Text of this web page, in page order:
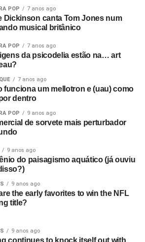
para a banda na sala de ensaio.
Sabe, underground no
resistência francesa. Mas esse era
poderosos demais. Eu sabia
Não havia motivo para pensar isso,
umas dez pessoas no Factory Club.
Eu simplesmente sabia que
Era isso. Eles eram muito mais
tornado, que basicamente era só
as bandas de pub rock. Aquilo
mais significativo do que o
mim.
o filme quando foi editado e
– um cinema de verdade!
POP 7 anos ago
Dickinson canta Tom Jones num
musical britânico
POP 7 anos ago
da psicodelia estão na… art
7 anos ago
funciona um mellotron e (uau) como
dentro
POP 9 anos ago
de sorvete mais perturbador
9 anos ago
do paisagismo aquático (já ouviu
9 anos ago
the early favorites to win the NFL
title?
9 anos ago
continues to knock itself out with